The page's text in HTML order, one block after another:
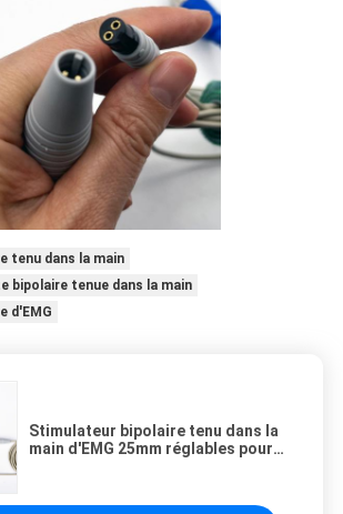
tenu dans la main
bipolaire tenue dans la main
d'EMG
Stimulateur bipolaire tenu dans la
main d'EMG 25mm réglables pour